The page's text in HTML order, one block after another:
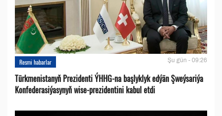
Resmi habarlar Şu gün - 09:26
Türkmenistanyň Prezidenti ÝHHG-na başlyklyk edýän Şweýsariýa
Konfederasiýasynyň wise-prezidentini kabul etdi